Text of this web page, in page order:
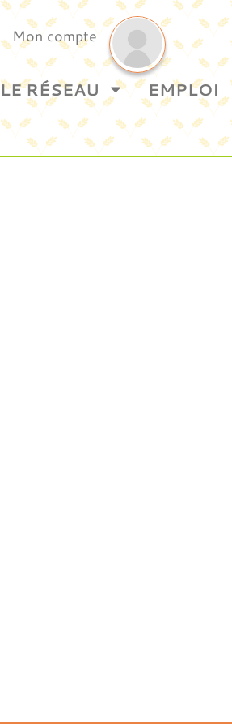
Mon compte
LE RÉSEAU EMPLOI